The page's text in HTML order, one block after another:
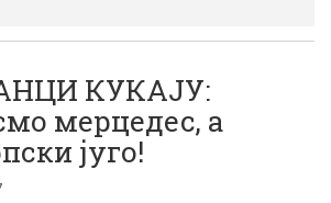
КУКАЈУ:
мерцедес, а
југо!